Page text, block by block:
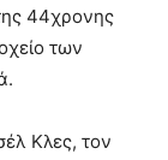
44χρονης
των
Κλες, τον